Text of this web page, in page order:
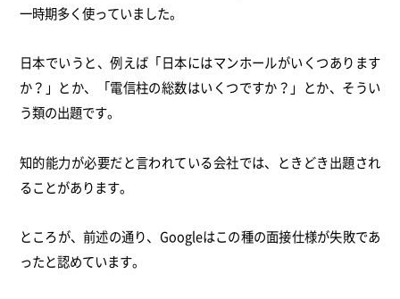
一時期多く使っていました。
日本でいうと、例えば「日本にはマンホールがいくつあります
か？」とか、「電信柱の総数はいくつですか？」とか、そうい
う類の出題です。
知的能力が必要だと言われている会社では、ときどき出題され
ることがあります。
ところが、前述の通り、Googleはこの種の面接仕様が失敗であ
ったと認めています。